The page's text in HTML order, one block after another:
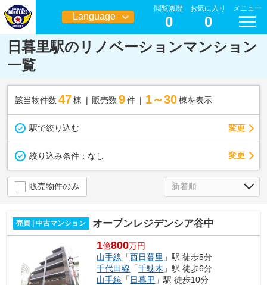
Language
日本語
閲覧履歴
0
お気に入り
0
メニュー
日暮里駅のリノベーションマンション
一覧
該当物件数 47棟 販売数 9 件 1～30 棟を表示
駅で絞り込む 変更
絞り込み条件： なし 変更
販売物件のみ
売買 | 中古マンション オープンレジデンシア谷中
1億800万円
山手線 「西日暮里 」駅 徒歩5分
千代田線 「千駄木 」駅 徒歩6分
山手線 「 日暮里 」駅 徒歩10分